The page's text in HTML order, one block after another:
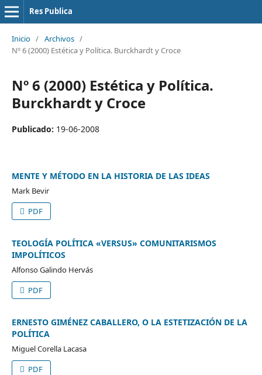
Res Publica
Inicio / Archivos /
Nº 6 (2000) Estética y Política. Burckhardt y Croce
Nº 6 (2000) Estética y Política.
Burckhardt y Croce
Publicado: 19-06-2008
MENTE Y MÉTODO EN LA HISTORIA DE LAS IDEAS
Mark Bevir
PDF
TEOLOGÍA POLÍTICA «VERSUS» COMUNITARISMOS
IMPOLÍTICOS
Alfonso Galindo Hervás
PDF
ERNESTO GIMÉNEZ CABALLERO, O LA ESTETIZACIÓN DE LA
POLÍTICA
Miguel Corella Lacasa
PDF